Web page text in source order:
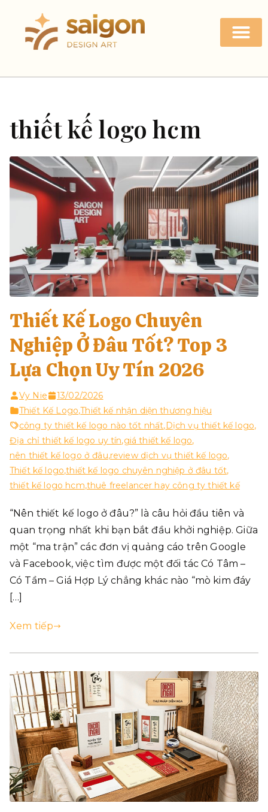
thiết kế logo hcm
Thiết Kế Logo Chuyên
Nghiệp Ở Đâu Tốt? Top 3
Lựa Chọn Uy Tín 2026
Vy Nie
13/02/2026
Thiết Kế Logo,Thiết kế nhận diện thương hiệu
công ty thiết kế logo nào tốt nhất,Dịch vụ thiết kế logo,
Địa chỉ thiết kế logo uy tín,giá thiết kế logo,
nên thiết kế logo ở đâu,review dịch vụ thiết kế logo,
Thiết kế logo,thiết kế logo chuyên nghiệp ở đâu tốt,
thiết kế logo hcm,thuê freelancer hay công ty thiết kế
“Nên thiết kế logo ở đâu?” là câu hỏi đầu tiên và
quan trọng nhất khi bạn bắt đầu khởi nghiệp. Giữa
một “ma trận” các đơn vị quảng cáo trên Google
và Facebook, việc tìm được một đối tác Có Tâm –
Có Tầm – Giá Hợp Lý chẳng khác nào “mò kim đáy
[…]
Xem tiếp